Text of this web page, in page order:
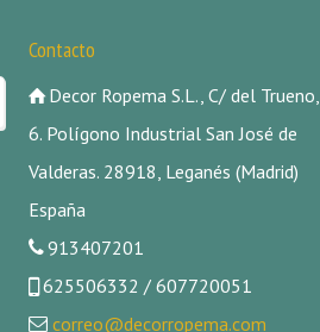
Contacto
Decor Ropema S.L., C/ del Trueno,
6. Polígono Industrial San José de
Valderas. 28918, Leganés (Madrid)
España
913407201
625506332 / 607720051
correo@decorropema.com